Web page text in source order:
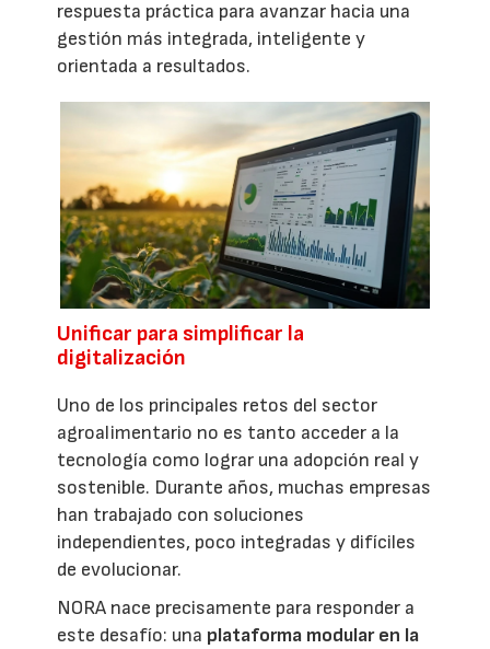
respuesta práctica para avanzar hacia una
gestión más integrada, inteligente y
orientada a resultados.
Unificar para simplificar la
digitalización
Uno de los principales retos del sector
agroalimentario no es tanto acceder a la
tecnología como lograr una adopción real y
sostenible. Durante años, muchas empresas
han trabajado con soluciones
independientes, poco integradas y difíciles
de evolucionar.
NORA nace precisamente para responder a
este desafío: una plataforma modular en la